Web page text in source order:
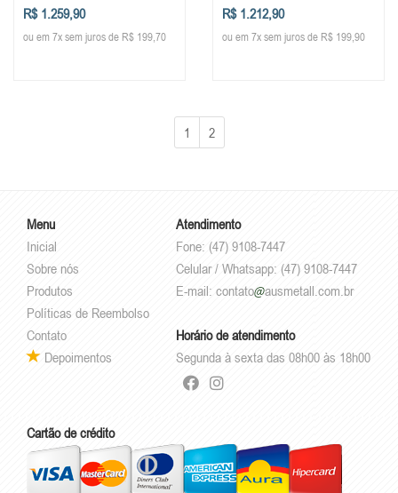
R$ 1.259,90
ou em 7x sem juros de R$ 199,70
Contemporâneo Originalidade
R$ 1.212,90
ou em 7x sem juros de R$ 199,90
1 2
Menu
Inicial
Sobre nós
Produtos
Políticas de Reembolso
Contato
Depoimentos
Atendimento
Fone: (47) 9108-7447
Celular / Whatsapp: (47) 9108-7447
E-mail: contato ausmetall.com.br
Horário de atendimento
Segunda à sexta das 08h00 às 18h00
Cartão de crédito